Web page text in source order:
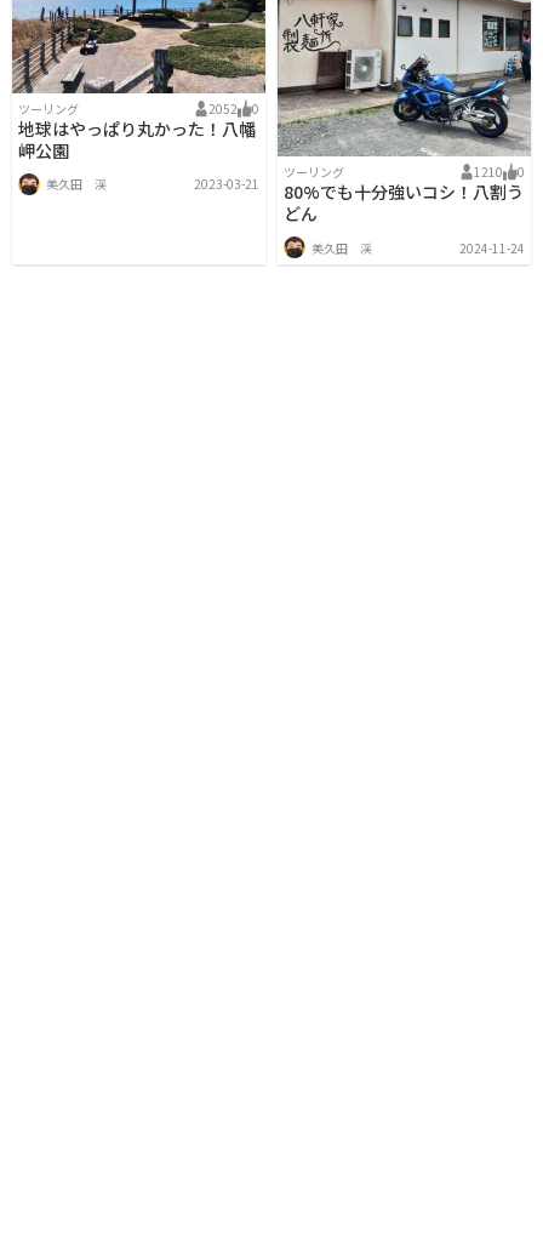
ツーリング 2052 0
地球はやっぱり丸かった！八幡
岬公園
美久田 渓 2023-03-21
ツーリング 1210 0
80%でも十分強いコシ！八割う
どん
美久田 渓 2024-11-24